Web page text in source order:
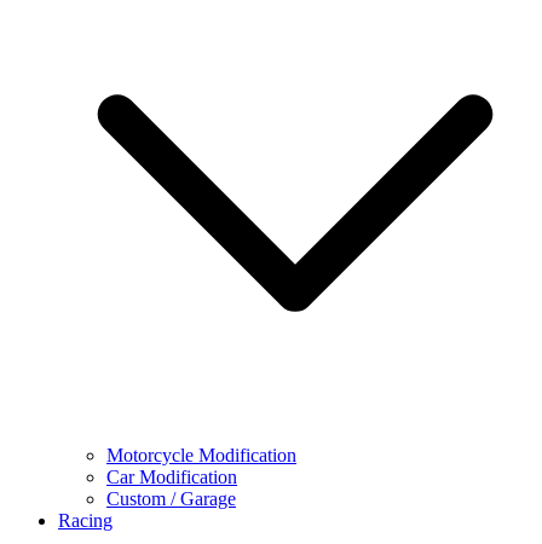
Motorcycle Modification
Car Modification
Custom / Garage
Racing